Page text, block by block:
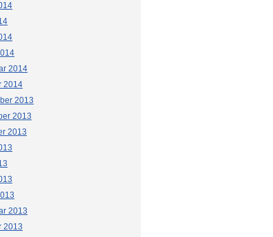
2014
2014
2013
2013
2013
2013
2013